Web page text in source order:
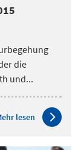
die
und...
lesen